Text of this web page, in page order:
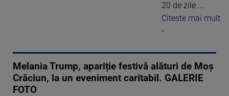
20 de zile ...
Citeste mai mult
›
Melania Trump, apariție festivă alături de Moș
Crăciun, la un eveniment caritabil. GALERIE
FOTO